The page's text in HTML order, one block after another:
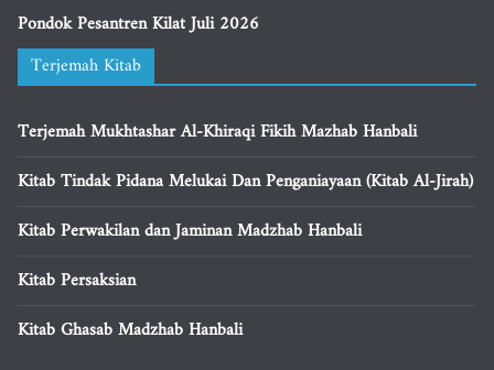
Pondok Pesantren Kilat Juli 2026
Terjemah Kitab
Terjemah Mukhtashar Al-Khiraqi Fikih Mazhab Hanbali
Kitab Tindak Pidana Melukai Dan Penganiayaan (Kitab Al-Jirah)
Kitab Perwakilan dan Jaminan Madzhab Hanbali
Kitab Persaksian
Kitab Ghasab Madzhab Hanbali